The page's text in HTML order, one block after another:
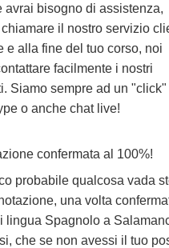
avrai bisogno di assistenza,
il nostro servizio
e alla fine del tuo corso, noi
facilmente i nostri
Siamo sempre ad un "click"
o anche chat live!
confermata al 100%!
probabile qualcosa vada
una volta
lingua Spagnolo a
che se non avessi il tuo